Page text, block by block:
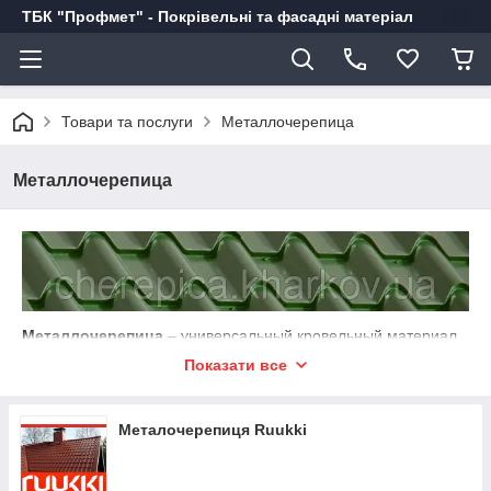
ТБК "Профмет" - Покрівельні та фасадні матеріал
Товари та послуги Металлочерепица
Металлочерепица
Металлочерепица – универсальный кровельный материал
и подходит как для новостроек, так и для реконструкции
конфигурации. Такие характеристики металлочерепицы как
небольшой вес готового покрытия, долговечность и
пожаробезопасность, а так же удобство в монтаже и
Показати все
Металочерепиця Ruukki